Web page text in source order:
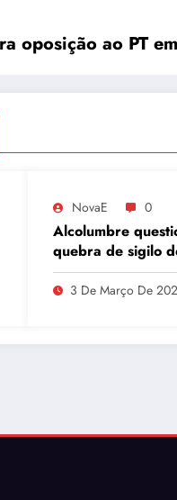
oposição ao PT
NovaE 0
Alcolumbre
quebra de sigilo
Lulinha em meio a
divergências na
3 De Março De